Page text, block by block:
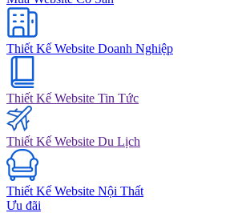
Thiết Kế Website Doanh Nghiệp
Thiết Kế Website Tin Tức
Thiết Kế Website Du Lịch
Thiết Kế Website Nội Thất
Ưu đãi